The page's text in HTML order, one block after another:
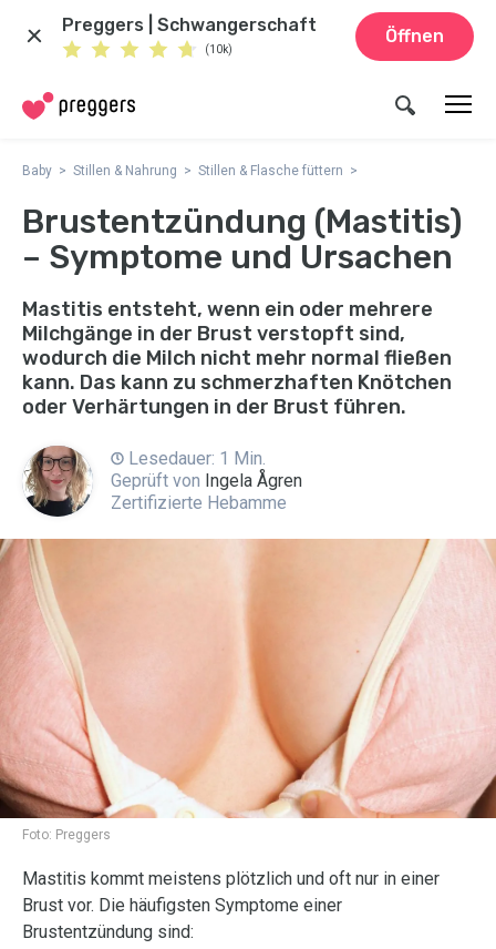
Preggers | Schwangerschaft
(10k)
Öffnen
Baby Stillen & Nahrung Stillen & Flasche füttern
Brustentzündung (Mastitis)
– Symptome und Ursachen
Mastitis entsteht, wenn ein oder mehrere
Milchgänge in der Brust verstopft sind,
wodurch die Milch nicht mehr normal fließen
kann. Das kann zu schmerzhaften Knötchen
oder Verhärtungen in der Brust führen.
Lesedauer: 1 Min.
Geprüft von Ingela Ågren
Zertifizierte Hebamme
Foto: Preggers
Mastitis kommt meistens plötzlich und oft nur in einer
Brust vor. Die häufigsten Symptome einer
Brustentzündung sind: